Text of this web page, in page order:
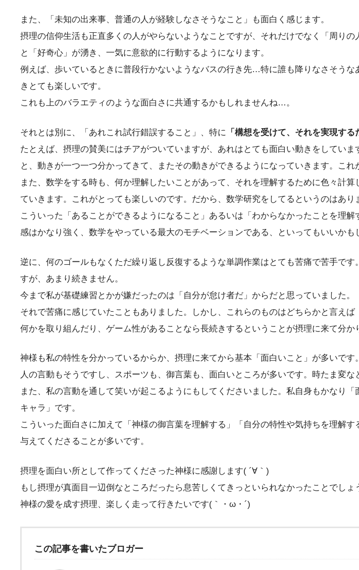
また、「未知の出来事、普通の人が経験しなさそうなこと」も面白く感じます。
摂理の信仰生活も正直多くの人がやらないようなことですが、それだけでなく「周り
と「好奇心」が湧き、一気に意欲的に行動するようになります。
例えば、歩いているときに普段行かないようなバスの行き先…特に誰も降りなさそう
きとても楽しいです。
これも上のバラエティのような面白さに共通するかもしれませんね…。
それとは別に、「あれこれ試行錯誤すること」、特に 「構想を受けて、それを実現する
たとえば、摂理の賛美にはチアがついていますが、あれはとても面白い動きをしてい
と、動きが一つ一つ分かってきて、またその動きができるようになっていきます。これ
また、数学をする時も、何か理解したいことがあって、それを理解するために色々計
ていきます。これがとっても楽しいのです。だから、数学研究をしてるというのはあり
こういった「あることができるようになること」あるいは「わからなかったことを理
感はかなり強く、数学をやっている最大のモチベーションである、といってもいいかも
逆に、何のゴールもなくただ繰り返し反復するような単調作業はとても苦痛で苦手で
すが、あまり続きません。
今まで私が基礎練習とかが嫌だったのは「自分が怠け者だ」からだと思っていました。
それで苦痛に感じていたこともありました。しかし、これらのものはどちらかと言え
何かを取り組んだり、ゲーム性があることなら長続きするということが摂理に来て分か
神様も私の特性を分かっているからか、摂理に来てから基本「面白いこと」が多いです。
人の言動もそうですし、スポーツも、御言葉も、面白いところが多いです。時たま変
また、私の言動を通して笑いが起こるようにもしてくださいました。私自身もかなり
キャラ」です。
こういった面白さに加えて「神様の御言葉を理解する」「自分の特性や気持ちを理解
与えてくださることが多いです。
摂理を面白い所として作ってくださった神様に感謝します( ´∀｀)
もし摂理が真面目一辺倒なところだったら息苦しくてきっといられなかったことでし
神様の愛を成す摂理、楽しく走って行きたいです(｀・ω・´)
この記事を書いたブロガー